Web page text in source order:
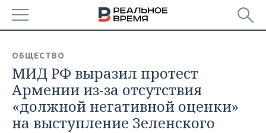
БАШКОРТОСТАН
ТАТАРСТАН
УДМУРТИЯ
НОВОСТИ
АНАЛИТИКА
НОВОСТИ АНАЛИТИКИ
ЭКОНОМИКА
ОБЩЕСТВО
МИД РФ выразил протест
Армении из-за отсутствия
«должной негативной оценки»
на выступление Зеленского